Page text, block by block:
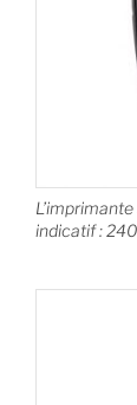
indicatif :